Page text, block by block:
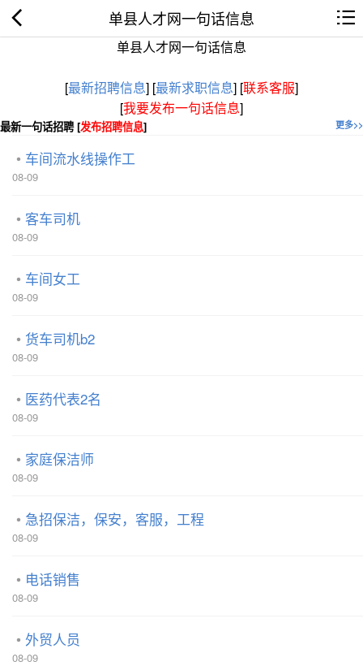
单县人才网一句话信息
单县人才网一句话信息
[最新招聘信息] [最新求职信息] [联系客服]
[我要发布一句话信息]
更多>>
最新一句话招聘 [发布招聘信息]
车间流水线操作工
08-09
客车司机
08-09
车间女工
08-09
货车司机b2
08-09
医药代表2名
08-09
家庭保洁师
08-09
急招保洁，保安，客服，工程
08-09
电话销售
08-09
外贸人员
08-09